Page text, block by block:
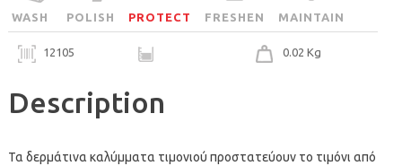
WASH POLISH PROTECT FRESHEN MAINTAIN
12105 0.02 Kg
Description
Τα δερμάτινα καλύμματα τιμονιού προστατεύουν το τιμόνι από